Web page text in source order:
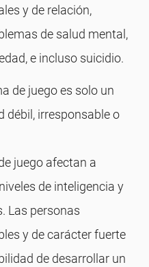
y de relación,
de salud mental,
e incluso suicidio.
de juego es solo un
débil, irresponsable o
juego afectan a
de inteligencia y
Las personas
y de carácter fuerte
de desarrollar un